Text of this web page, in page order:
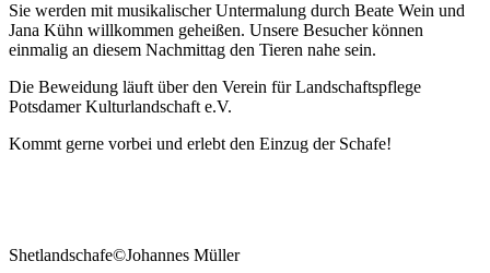
Sie werden mit musikalischer Untermalung durch Beate Wein und
Jana Kühn willkommen geheißen. Unsere Besucher können
einmalig an diesem Nachmittag den Tieren nahe sein.
Die Beweidung läuft über den Verein für Landschaftspflege
Potsdamer Kulturlandschaft e.V.
Kommt gerne vorbei und erlebt den Einzug der Schafe!
Shetlandschafe©Johannes Müller